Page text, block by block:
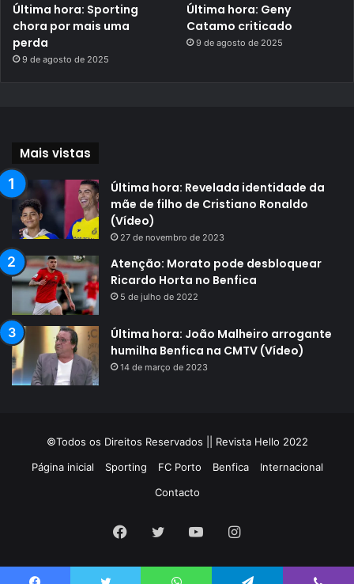
Última hora: Sporting
chora por mais uma
perda
9 de agosto de 2025
Última hora: Geny
Catamo criticado
9 de agosto de 2025
Mais vistas
Última hora: Revelada identidade da
mãe de filho de Cristiano Ronaldo
(Vídeo)
27 de novembro de 2023
Atenção: Morato pode desbloquear
Ricardo Horta no Benfica
5 de julho de 2022
Última hora: João Malheiro arrogante
humilha Benfica na CMTV (Vídeo)
14 de março de 2023
©Todos os Direitos Reservados || Revista Hello 2022
Página inicial
Sporting FC Porto Benfica
Internacional
Contacto
Facebook
TwitterYouTubeInstagram